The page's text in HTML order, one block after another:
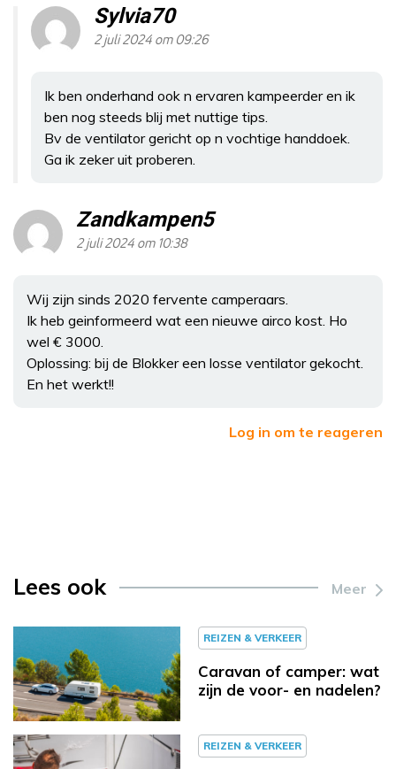
Sylvia70
2 juli 2024 om 09:26
Ik ben onderhand ook n ervaren kampeerder en ik
ben nog steeds blij met nuttige tips.
Bv de ventilator gericht op n vochtige handdoek.
Ga ik zeker uit proberen.
Zandkampen5
2 juli 2024 om 10:38
Wij zijn sinds 2020 fervente camperaars.
Ik heb geinformeerd wat een nieuwe airco kost. Ho
wel € 3000.
Oplossing: bij de Blokker een losse ventilator gekocht.
En het werkt!!
Log in om te reageren
Lees ook Meer
REIZEN & VERKEER
Caravan of camper: wat
zijn de voor- en nadelen?
REIZEN & VERKEER